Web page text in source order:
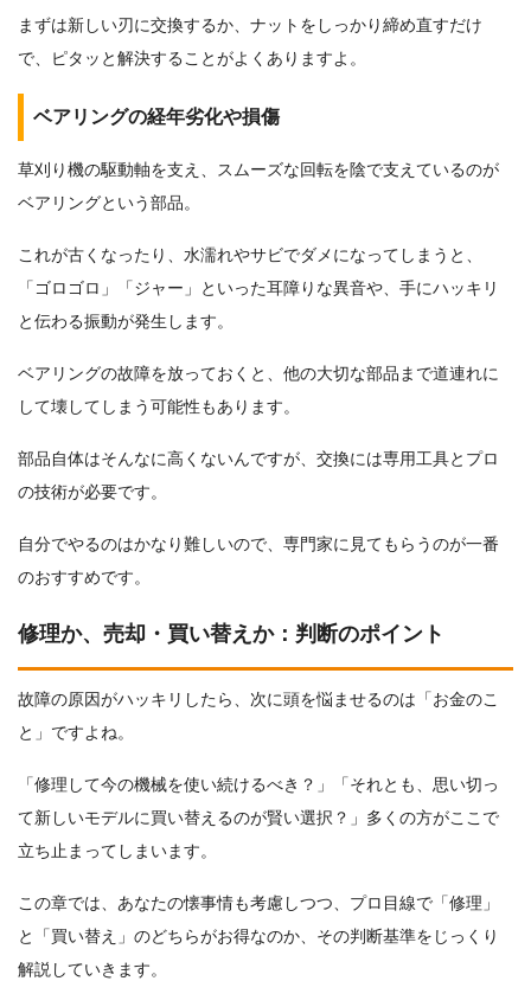
まずは新しい刃に交換するか、ナットをしっかり締め直すだけ
で、ピタッと解決することがよくありますよ。
ベアリングの経年劣化や損傷
草刈り機の駆動軸を支え、スムーズな回転を陰で支えているのが
ベアリングという部品。
これが古くなったり、水濡れやサビでダメになってしまうと、
「ゴロゴロ」「ジャー」といった耳障りな異音や、手にハッキリ
と伝わる振動が発生します。
ベアリングの故障を放っておくと、他の大切な部品まで道連れに
して壊してしまう可能性もあります。
部品自体はそんなに高くないんですが、交換には専用工具とプロ
の技術が必要です。
自分でやるのはかなり難しいので、専門家に見てもらうのが一番
のおすすめです。
修理か、売却・買い替えか：判断のポイント
故障の原因がハッキリしたら、次に頭を悩ませるのは「お金のこ
と」ですよね。
「修理して今の機械を使い続けるべき？」「それとも、思い切っ
て新しいモデルに買い替えるのが賢い選択？」多くの方がここで
立ち止まってしまいます。
この章では、あなたの懐事情も考慮しつつ、プロ目線で「修理」
と「買い替え」のどちらがお得なのか、その判断基準をじっくり
解説していきます。